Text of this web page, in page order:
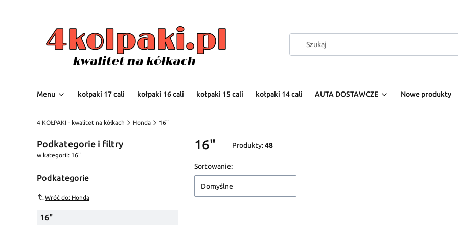
Menu kołpaki 17 cali kołpaki 16 cali kołpaki 15 cali kołpaki 14 cali AUTA DOSTAWCZE Nowe produkty
4 KOŁPAKI - kwalitet na kółkach Honda 16"
Podkategorie i filtry
w kategorii: 16"
Podkategorie
Wróć do: Honda
16"
16" Produkty:48
Lista produktów
Sortowanie:
Domyślne